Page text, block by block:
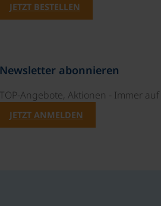
JETZT BESTELLEN
Newsletter abonnieren
TOP-Angebote, Aktionen - Immer
JETZT ANMELDEN